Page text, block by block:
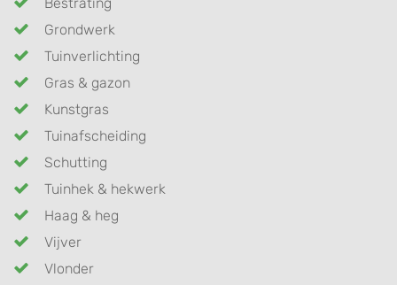
Grondwerk
Tuinverlichting
Gras & gazon
Kunstgras
Tuinafscheiding
Schutting
Tuinhek & hekwerk
Haag & heg
Vijver
Vlonder